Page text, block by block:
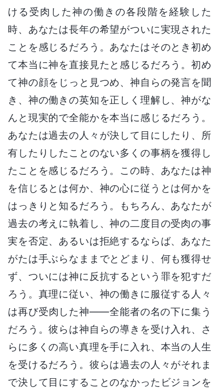
ける受肉した神の働きの各段階を経験した
時、あなたは長年の希望がついに実現された
ことを感じるだろう。あなたはそのとき初め
て本当に神を直接見たと感じるだろう。初め
て神の顔をじっと見つめ、神自らの発言を聞
き、神の働きの英知を正しく理解し、神がな
んと現実的で全能かを本当に感じるだろう。
あなたは過去の人々が決して目にしたり、所
有したりしたことのない多くの事柄を獲得し
たことを感じるだろう。この時、あなたは神
を信じるとは何か、神の心に従うとは何かを
はっきりと知るだろう。もちろん、あなたが
過去の考えに執着し、神の二度目の受肉の事
実を否定、あるいは拒絶するならば、あなた
がたは手ぶらなままでとどまり、何も獲得せ
ず、ついには神に反抗するという罪を犯すだ
ろう。真理に従い、神の働きに服従する人々
は再び受肉した神――全能者の名の下に集う
だろう。彼らは神自らの導きを受け入れ、さ
らに多くの高い真理を手に入れ、本当の人生
を受けるだろう。彼らは過去の人々がそれま
で決して目にすることのなかったビジョンを